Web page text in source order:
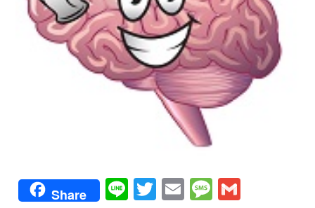
Share LineTwitter
EmailMessage